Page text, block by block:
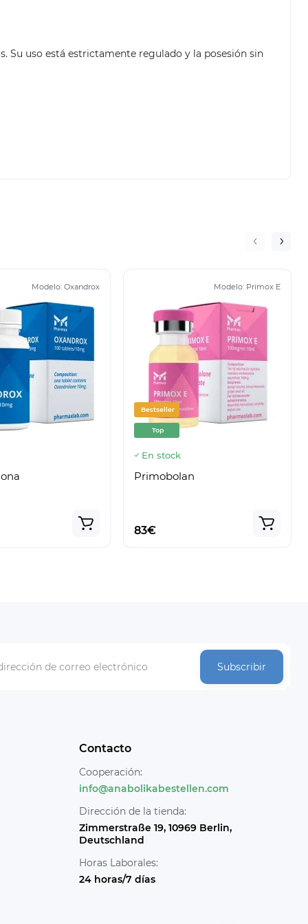
Su uso está estrictamente regulado y la posesión sin
Modelo:Oxandrox Modelo: Primox E
Bestseller
Top
En stock
Primobolan
83€
Subscribir
Contacto
Cooperación:
info@anabolikabestellen.com
Dirección de la tienda:
Zimmerstraße 19, 10969 Berlin,
Deutschland
Horas Laborales:
24 horas/7 días